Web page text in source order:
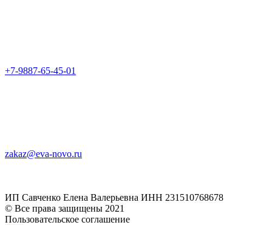
+7-9887-65-45-01
zakaz@eva-novo.ru
ИП Савченко Елена Валерьевна ИНН 231510768678
© Все права защищены 2021
Пользовательское соглашение